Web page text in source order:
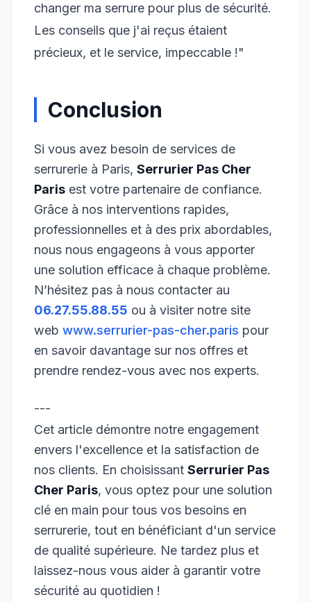
changer ma serrure pour plus de sécurité.
Les conseils que j'ai reçus étaient
précieux, et le service, impeccable !"
Conclusion
Si vous avez besoin de services de
serrurerie à Paris, Serrurier Pas Cher
Paris est votre partenaire de confiance.
Grâce à nos interventions rapides,
professionnelles et à des prix abordables,
nous nous engageons à vous apporter
une solution efficace à chaque problème.
N’hésitez pas à nous contacter au
06.27.55.88.55 ou à visiter notre site
web www.serrurier-pas-cher.paris pour
en savoir davantage sur nos offres et
prendre rendez-vous avec nos experts.
---
Cet article démontre notre engagement
envers l'excellence et la satisfaction de
nos clients. En choisissant Serrurier Pas
Cher Paris, vous optez pour une solution
clé en main pour tous vos besoins en
serrurerie, tout en bénéficiant d'un service
de qualité supérieure. Ne tardez plus et
laissez-nous vous aider à garantir votre
sécurité au quotidien !